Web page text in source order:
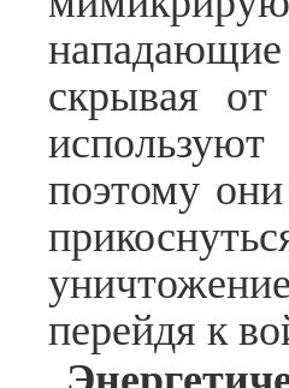
скрывая
поэтому
перейдя к